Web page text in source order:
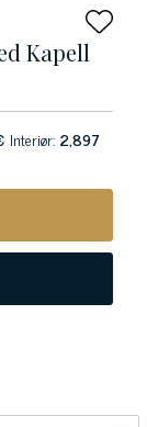
Kapell
Interiør: 2,897